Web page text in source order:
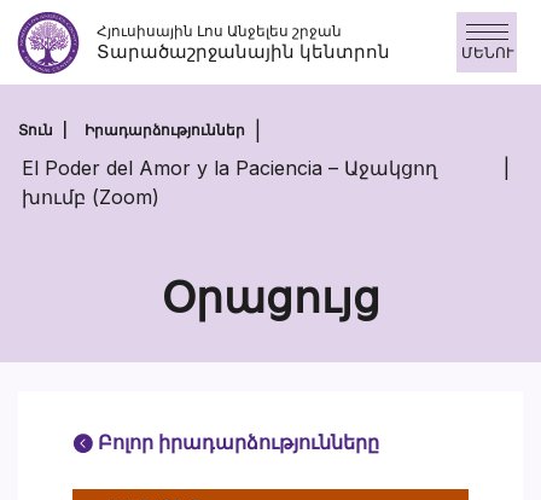
Անցնել
բովանդակությանըՀյուսիսային Լոս Անջելես շրջան
Տարածաշրջանային կենտրոն ՄԵՆՈՒ
Տուն Իրադարձություններ
El Poder del Amor y la Paciencia – Աջակցող
խումբ (Zoom)
Օրացույց
Բոլոր իրադարձությունները